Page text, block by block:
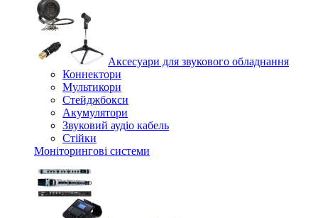
Аксесуари для звукового обладнання
Коннектори
Мультикори
Стейджбокси
Акумулятори
Звуковий аудіо кабель
Стійки
Моніторингові системи